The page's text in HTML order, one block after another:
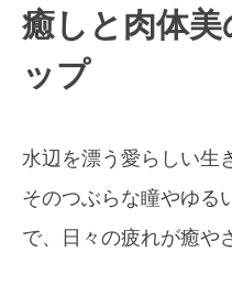
癒しと肉体
ップ
水辺を漂う愛らしい生
そのつぶらな瞳やゆる
で、日々の疲れが癒や